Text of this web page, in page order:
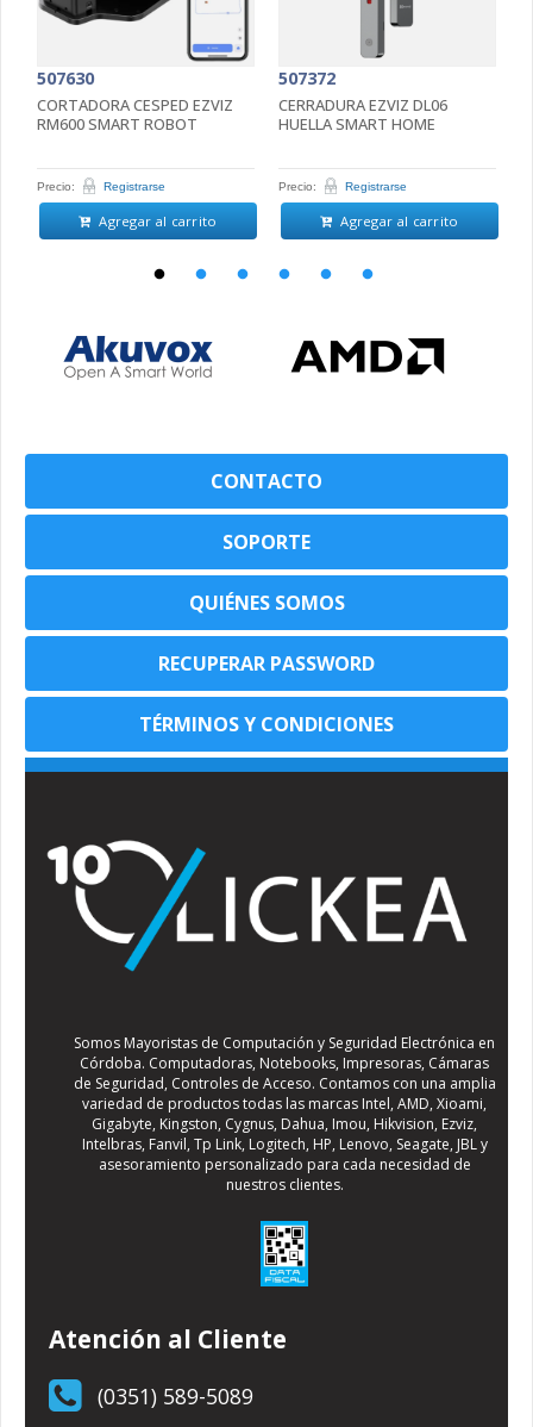
507630
CORTADORA CESPED EZVIZ
RM600 SMART ROBOT
Precio: Registrarse
Agregar al carrito
507372
CERRADURA EZVIZ DL06
HUELLA SMART HOME
Precio: Registrarse
Agregar al carrito
CONTACTO
SOPORTE
QUIÉNES SOMOS
RECUPERAR PASSWORD
TÉRMINOS Y CONDICIONES
Somos Mayoristas de Computación y Seguridad Electrónica en
Córdoba. Computadoras, Notebooks, Impresoras, Cámaras
de Seguridad, Controles de Acceso. Contamos con una amplia
variedad de productos todas las marcas Intel, AMD, Xioami,
Gigabyte, Kingston, Cygnus, Dahua, Imou, Hikvision, Ezviz,
Intelbras, Fanvil, Tp Link, Logitech, HP, Lenovo, Seagate, JBL y
asesoramiento personalizado para cada necesidad de
nuestros clientes.
Atención al Cliente
(0351) 589-5089